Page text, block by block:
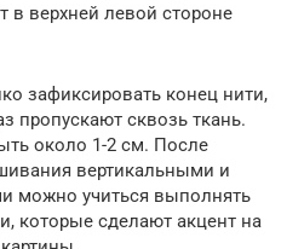
в верхней левой стороне
зафиксировать конец нити,
пропускают сквозь ткань.
около 1-2 см. После
вертикальными и
можно учиться выполнять
которые сделают акцент на